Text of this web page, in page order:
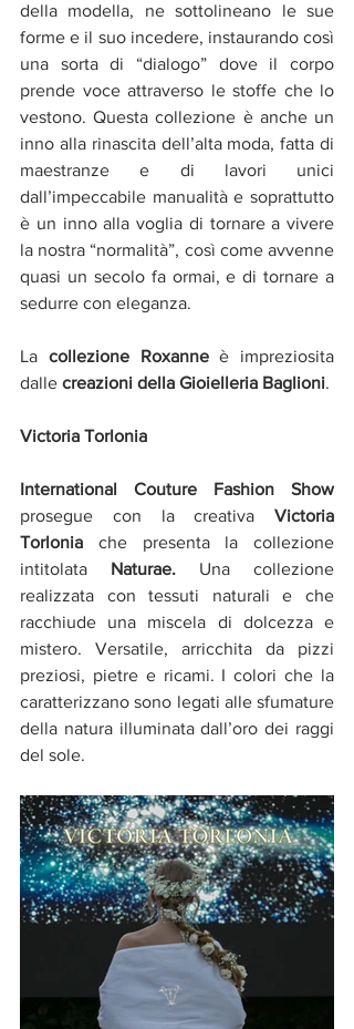
della modella, ne sottolineano le sue
forme e il suo incedere, instaurando così
una sorta di “dialogo” dove il corpo
prende voce attraverso le stoffe che lo
vestono. Questa collezione è anche un
inno alla rinascita dell’alta moda, fatta di
maestranze e di lavori unici
dall’impeccabile manualità e soprattutto
è un inno alla voglia di tornare a vivere
la nostra “normalità”, così come avvenne
quasi un secolo fa ormai, e di tornare a
sedurre con eleganza.
La collezione Roxanne è impreziosita
dalle creazioni della Gioielleria Baglioni.
Victoria Torlonia
International Couture Fashion Show
prosegue con la creativa Victoria
Torlonia che presenta la collezione
intitolata Naturae. Una collezione
realizzata con tessuti naturali e che
racchiude una miscela di dolcezza e
mistero. Versatile, arricchita da pizzi
preziosi, pietre e ricami. I colori che la
caratterizzano sono legati alle sfumature
della natura illuminata dall’oro dei raggi
del sole.